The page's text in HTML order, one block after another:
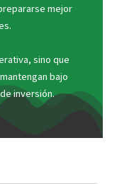
mejor
sino que
bajo
inversión.